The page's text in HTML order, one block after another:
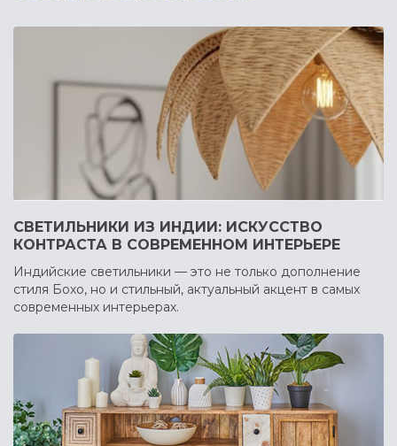
СВЕТИЛЬНИКИ ИЗ ИНДИИ: ИСКУССТВО
КОНТРАСТА В СОВРЕМЕННОМ ИНТЕРЬЕРЕ
Индийские светильники — это не только дополнение
стиля Бохо, но и стильный, актуальный акцент в самых
современных интерьерах.